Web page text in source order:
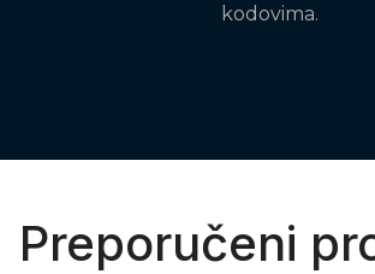
kodovima.
Preporučeni